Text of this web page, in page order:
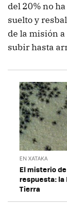
del 20% no
suelto y
de la misión
subir hasta
EN XATAKA
El misterio
respuesta: la
Tierra